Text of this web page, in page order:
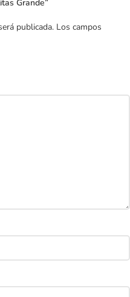
Grande”
publicada. Los campos